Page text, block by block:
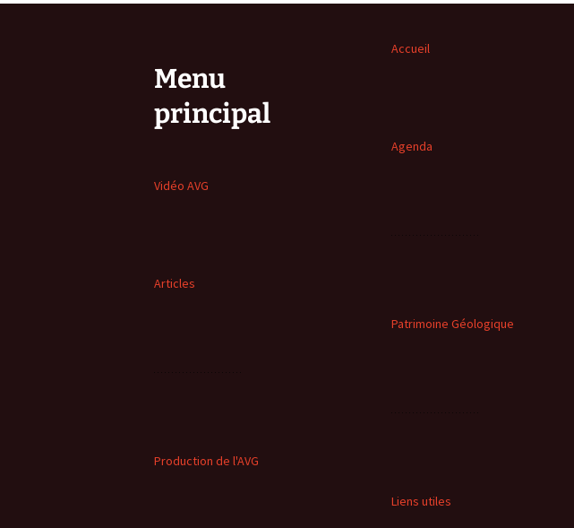
Menu
principal
Accueil
Agenda
Vidéo AVG
Articles
Patrimoine Géologique
Production de l'AVG
Liens utiles